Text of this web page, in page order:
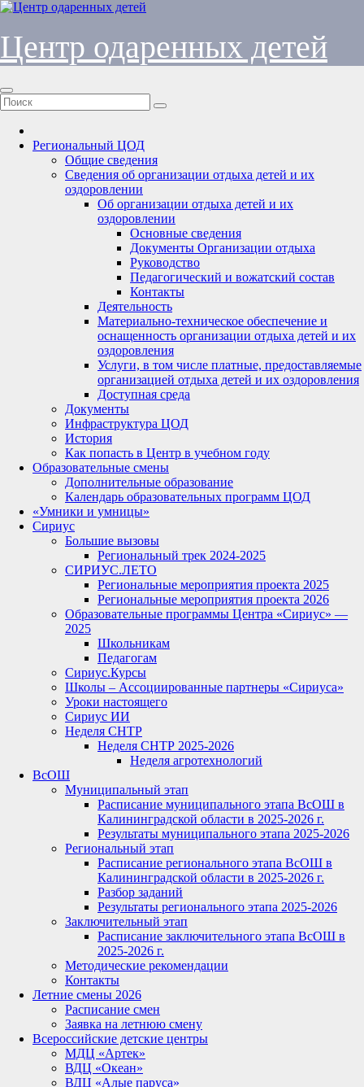
Перейти
содержимому
Центр одаренных детей
Региональный ЦОД
Общие сведения
Сведения об организации отдыха детей и их
оздоровлении
Об организации отдыха детей и их
оздоровлении
Основные сведения
Документы Организации отдыха
Руководство
Педагогический и вожатский состав
Контакты
Деятельность
Материально-техническое обеспечение и
оснащенность организации отдыха детей и их
оздоровления
Услуги, в том числе платные, предоставляемые
организацией отдыха детей и их оздоровления
Доступная среда
Документы
Инфраструктура ЦОД
История
Как попасть в Центр в учебном году
Образовательные смены
Дополнительные образование
Календарь образовательных программ ЦОД
«Умники и умницы»
Сириус
Большие вызовы
Региональный трек 2024-2025
СИРИУС.ЛЕТО
Региональные мероприятия проекта 2025
Региональные мероприятия проекта 2026
Образовательные программы Центра «Сириус» —
2025
Школьникам
Педагогам
Сириус.Курсы
Школы – Ассоциированные партнеры «Сириуса»
Уроки настоящего
Сириус ИИ
Неделя СНТР
Неделя СНТР 2025-2026
Неделя агротехнологий
ВсОШ
Муниципальный этап
Расписание муниципального этапа ВсОШ в
Калининградской области в 2025-2026 г.
Результаты муниципального этапа 2025-2026
Региональный этап
Расписание регионального этапа ВсОШ в
Калининградской области в 2025-2026 г.
Разбор заданий
Результаты регионального этапа 2025-2026
Заключительный этап
Расписание заключительного этапа ВсОШ в
2025-2026 г.
Методические рекомендации
Контакты
Летние смены 2026
Расписание смен
Заявка на летнюю смену
Всероссийские детские центры
МДЦ «Артек»
ВДЦ «Океан»
ВДЦ «Алые паруса»